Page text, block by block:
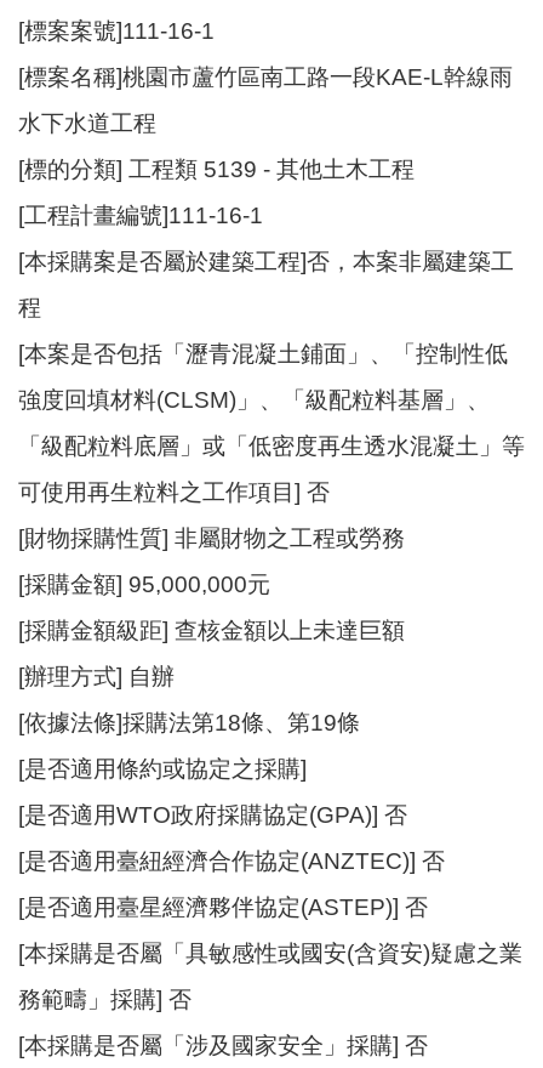
訊
機
關
訊
錄
相
關
資
料
回
網
站
覽
市
政
箱
常
見
題
桃
園
政
府
[標案案號]111-16-1
[標案名稱]桃園市蘆竹區南工路一段KAE-L幹線雨
水下水道工程
[標的分類] 工程類 5139 - 其他土木工程
[工程計畫編號]111-16-1
[本採購案是否屬於建築工程]否，本案非屬建築工
程
[本案是否包括「瀝青混凝土鋪面」、「控制性低
強度回填材料(CLSM)」、「級配粒料基層」、
「級配粒料底層」或「低密度再生透水混凝土」等
可使用再生粒料之工作項目] 否
[財物採購性質] 非屬財物之工程或勞務
[採購金額] 95,000,000元
[採購金額級距] 查核金額以上未達巨額
[辦理方式] 自辦
[依據法條]採購法第18條、第19條
[是否適用條約或協定之採購]
[是否適用WTO政府採購協定(GPA)] 否
[是否適用臺紐經濟合作協定(ANZTEC)] 否
[是否適用臺星經濟夥伴協定(ASTEP)] 否
[本採購是否屬「具敏感性或國安(含資安)疑慮之業
務範疇」採購] 否
[本採購是否屬「涉及國家安全」採購] 否